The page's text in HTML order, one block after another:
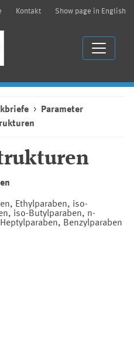
Kontakt Show page in English
Parameter